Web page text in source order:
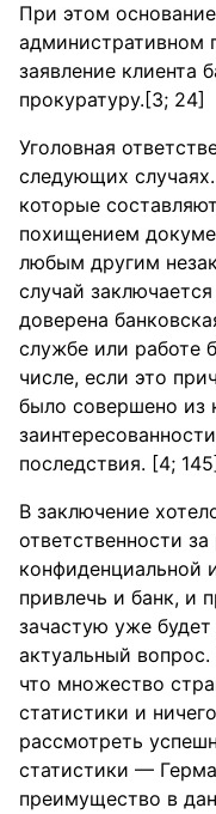
При этом
административном
заявление клиента
прокуратуру.[3; 24]
Уголовная
следующих
которые
похищением
любым другим
случай
доверена
службе или работе
числе, если это
было совершено из
последствия. [4; 145]
В заключение
ответственности
конфиденциальной
привлечь и банк, и
зачастую уже
актуальный
что множество
статистики и
рассмотреть
статистики —
преимущество в